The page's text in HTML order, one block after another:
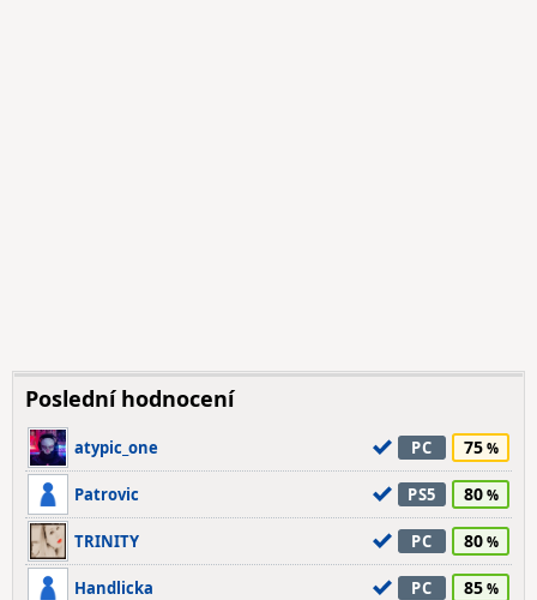
Poslední hodnocení
atypic_one PC 75
Patrovic PS5 80
TRINITY PC 80
Handlicka PC 85